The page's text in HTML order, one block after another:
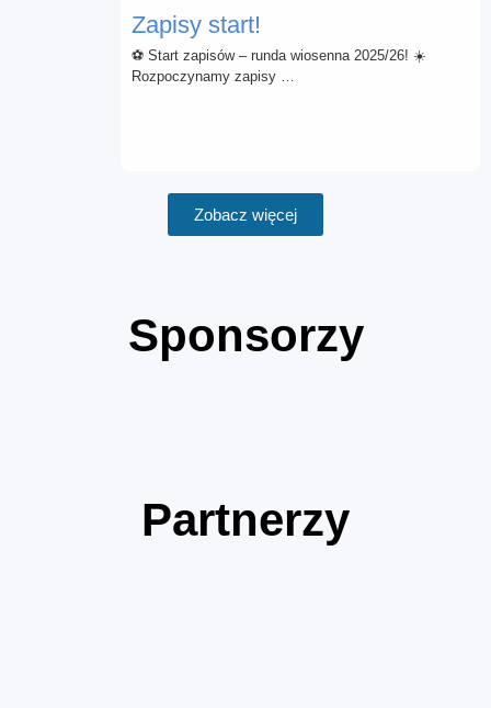
Zapisy start!
⚽ Start zapisów – runda wiosenna 2025/26! ☀️
Rozpoczynamy zapisy …
Zobacz więcej
Sponsorzy
Partnerzy